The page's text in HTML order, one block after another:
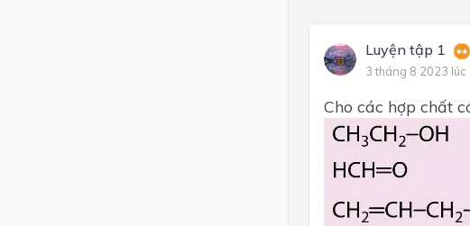
Luyện tập 1
3 tháng 8 2023 lúc
Cho các hợp chất